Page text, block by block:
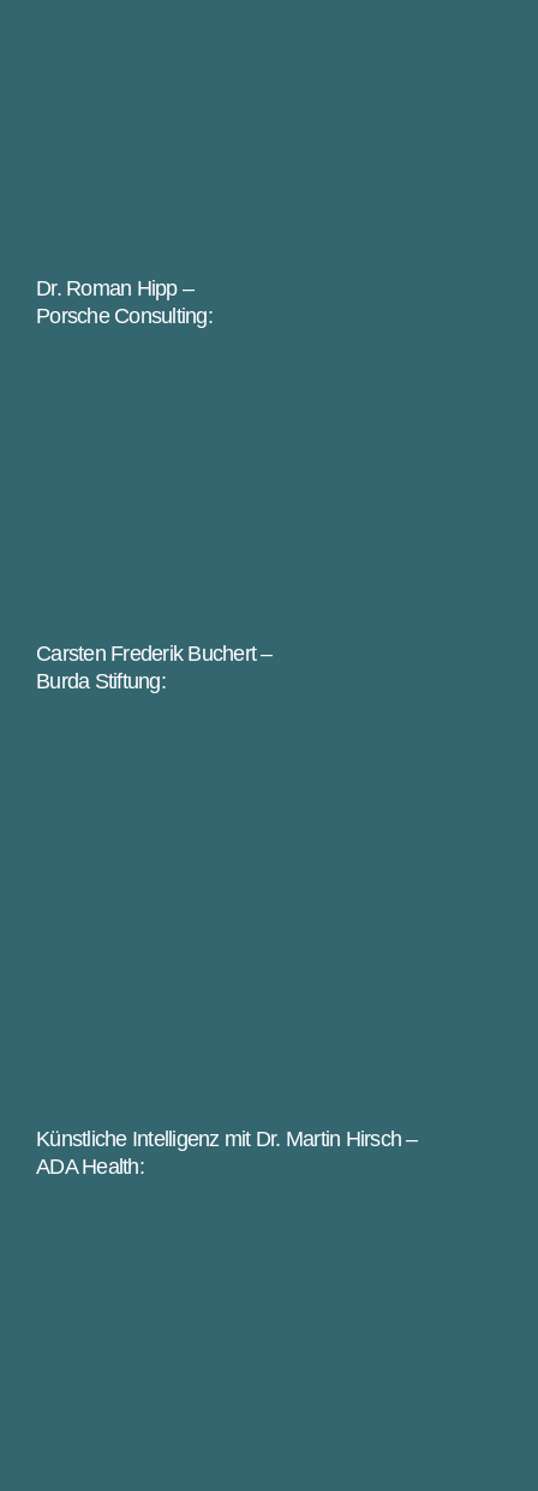
Dr. Roman Hipp –
Porsche Consulting:
Carsten Frederik Buchert –
Burda Stiftung:
Künstliche Intelligenz mit Dr. Martin Hirsch –
ADA Health: